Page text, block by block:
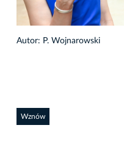
Autor: P. Wojnarowski
Wznów